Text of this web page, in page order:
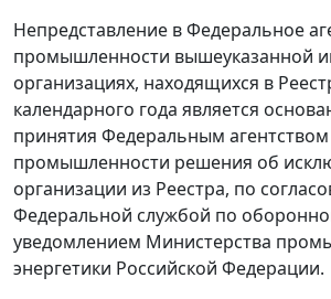
Непредставление в Федеральное
промышленности вышеуказанной
организациях, находящихся в
календарного года является
принятия Федеральным
промышленности решения об
организации из Реестра, по
Федеральной службой по
уведомлением Министерства
энергетики Российской Федерации.